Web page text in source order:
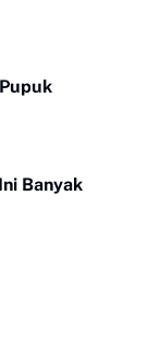
Banyak